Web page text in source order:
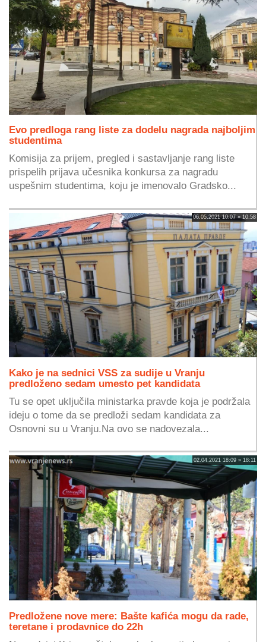
Evo predloga rang liste za dodelu nagrada najboljim
studentima
Komisija za prijem, pregled i sastavljanje rang liste
prispelih prijava učesnika konkursa za nagradu
uspešnim studentima, koju je imenovalo Gradsko...
06.05.2021 10:07 » 10:58
Kako je na sednici VSS za sudije u Vranju
predloženo sedam umesto pet kandidata
Tu se opet uključila ministarka pravde koja je podržala
ideju o tome da se predloži sedam kandidata za
Osnovni su u Vranju.Na ovo se nadovezala...
02.04.2021 18:09 » 18:11
Predložene nove mere: Bašte kafića mogu da rade,
teretane i prodavnice do 22h